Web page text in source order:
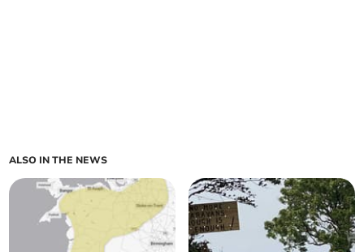
ALSO IN THE NEWS